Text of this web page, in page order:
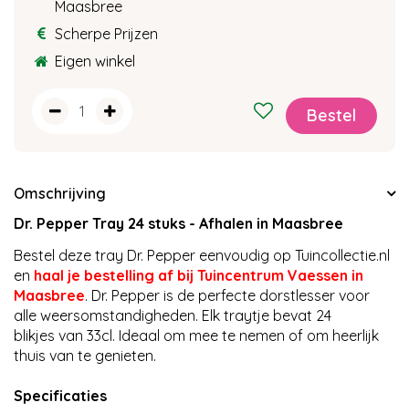
Maasbree
Scherpe Prijzen
Eigen winkel
Omschrijving
Dr. Pepper Tray 24 stuks - Afhalen in Maasbree
Bestel deze tray Dr. Pepper eenvoudig op Tuincollectie.nl
en haal je bestelling af bij Tuincentrum Vaessen in
Maasbree. Dr. Pepper is de perfecte dorstlesser voor
alle weersomstandigheden. Elk traytje bevat 24
blikjes van 33cl. Ideaal om mee te nemen of om heerlijk
thuis van te genieten.
Specificaties